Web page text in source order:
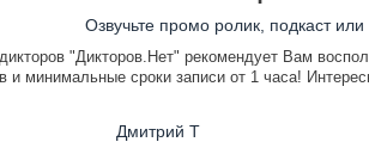
Озвучьте промо ролик, подкаст
"Дикторов.Нет" рекомендует Вам
и минимальные сроки записи от 1 часа!
Дмитрий Т